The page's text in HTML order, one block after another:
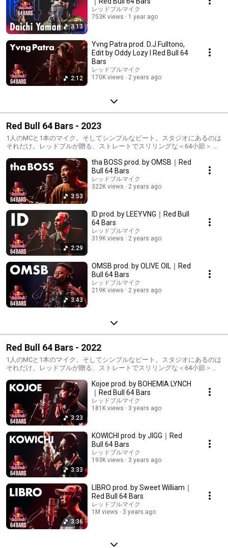
3:13
レッドブルマイク
753K views
1 year ago
2:12
Yvng Patra prod. D.J.Fulltono,
Edit by Oddy Lozy I Red Bull 64
Bars
レッドブルマイク
170K views
2 years ago
Red Bull 64 Bars - 2023
1人のMCと1本のマイク。そしてシンプルなビート。スタジオにあるのは
それだけ。レッドブルが贈る、ストレートでスリリングな＜64小節＞ 🎧
recorded-in-tokyo
3:53
tha BOSS prod. by OMSB｜Red
Bull 64 Bars
レッドブルマイク
322K views
2 years ago
2:29
ID prod. by LEEYVNG｜Red Bull
64 Bars
レッドブルマイク
319K views
2 years ago
3:43
OMSB prod. by OLIVE OIL｜Red
Bull 64 Bars
レッドブルマイク
219K views
2 years ago
Red Bull 64 Bars - 2022
1人のMCと1本のマイク。そしてシンプルなビート。スタジオにあるのは
それだけ。レッドブルが贈る、ストレートでスリリングな＜64小節＞
定。 🎧SOUNDCLOUD: https://soundcloud.com/redbull/sets/64-bars-
2022-recorded-in-tokyo
3:23
Kojoe prod. by BOHEMIA LYNCH
｜Red Bull 64 Bars
レッドブルマイク
181K views
3 years ago
3:33
KOWICHI prod. by JIGG｜Red
Bull 64 Bars
レッドブルマイク
193K views
3 years ago
3:36
LIBRO prod. by Sweet William｜
Red Bull 64 Bars
レッドブルマイク
1M views
3 years ago